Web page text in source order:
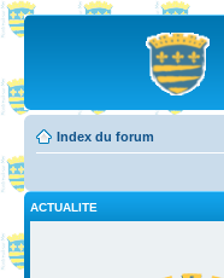
Index du forum
ACTUALITE